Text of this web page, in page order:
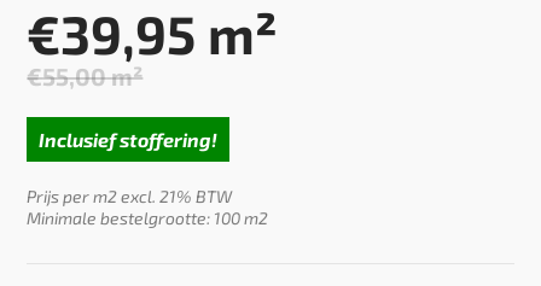
€55,00m²
Oorspronkelijke
prijs
was:
€55,00.
€39,95 m²
Huidige
prijs
is:
€39,95.
Inclusief stoffering!
Prijs per m2 excl. 21% BTW
Minimale bestelgrootte: 100 m2